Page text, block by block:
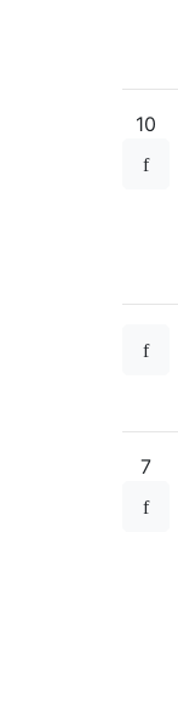
10
7